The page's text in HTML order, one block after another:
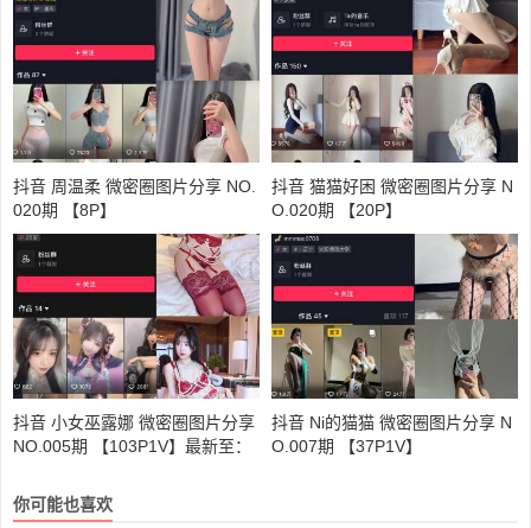
抖音 周温柔 微密圈图片分享 NO.
020期 【8P】
抖音 猫猫好困 微密圈图片分享 N
O.020期 【20P】
抖音 小女巫露娜 微密圈图片分享
NO.005期 【103P1V】最新至：
抖音 Ni的猫猫 微密圈图片分享 N
O.007期 【37P1V】
你可能也喜欢